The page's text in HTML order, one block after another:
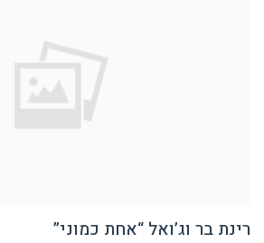
רינת בר וג’ואל “אחת כמוני”